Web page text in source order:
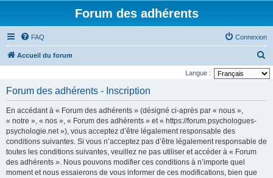
Forum des adhérents
FAQ Connexion
Accueil du forum
e
Langue :
Forum des adhérents - Inscription
En accédant à « Forum des adhérents » (désigné ci-après par « nous »,
« notre », « nos », « Forum des adhérents » et « https://forum.psychologues-
psychologie.net »), vous acceptez d’être légalement responsable des
conditions suivantes. Si vous n’acceptez pas d’être légalement responsable de
toutes les conditions suivantes, veuillez ne pas utiliser et accéder à « Forum
des adhérents ». Nous pouvons modifier ces conditions à n’importe quel
moment et nous essaierons de vous informer de ces modifications, bien que